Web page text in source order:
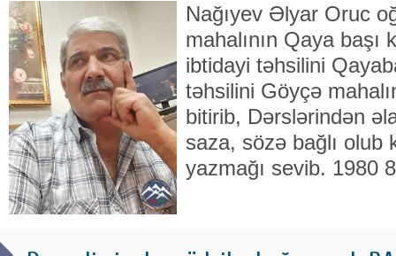
Nağıyev Əlyar Oruc
mahalının Qaya
ibtidayi təhsilini
təhsilini Göyçə
bitirib, Dərslərindən
saza, sözə bağlı olub
yazmağı sevib. 1980